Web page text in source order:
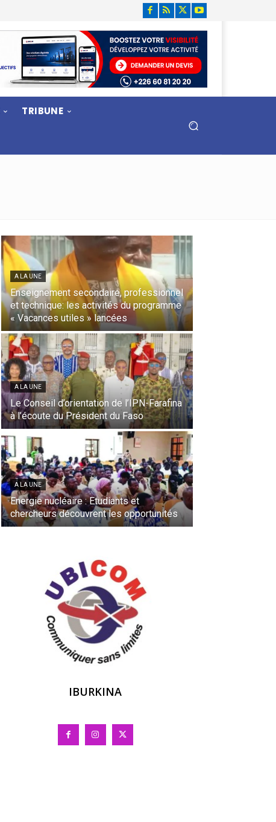
TRIBUNE
A LA UNE
Enseignement secondaire, professionnel
et technique: les activités du programme
« Vacances utiles » lancées
A LA UNE
Le Conseil d’orientation de l’IPN-Farafina
à l’écoute du Président du Faso
A LA UNE
Energie nucléaire : Etudiants et
chercheurs découvrent les opportunités
IBURKINA